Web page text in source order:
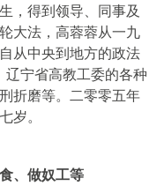
，得到领导、同事及
大法，高蓉蓉从一九
从中央到地方的政法
辽宁省高教工委的各种
折磨等。二零零五年
岁。
、做奴工等